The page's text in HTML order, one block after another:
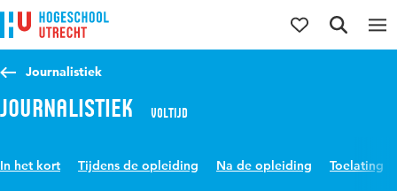
Direct naar de inhoud
Direct naar de hoofdnavigatie
Direct naar de zoekfunctie
Journalistiek
Journalistiek Voltijd
In het kort Tijdens de opleiding Na de opleiding Toelating